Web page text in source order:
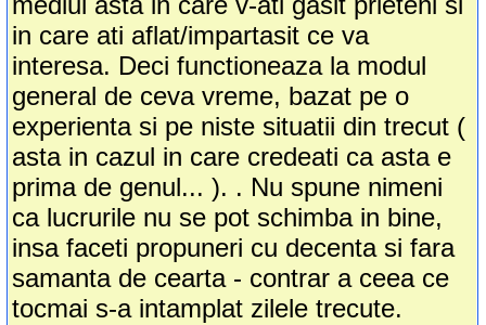
in care ati aflat/impartasit ce va
interesa. Deci functioneaza la modul
general de ceva vreme, bazat pe o
experienta si pe niste situatii din trecut (
asta in cazul in care credeati ca asta e
prima de genul... ). . Nu spune nimeni
ca lucrurile nu se pot schimba in bine,
insa faceti propuneri cu decenta si fara
samanta de cearta - contrar a ceea ce
tocmai s-a intamplat zilele trecute.